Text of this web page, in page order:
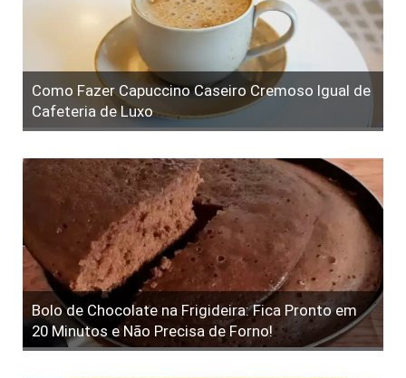
Como Fazer Capuccino Caseiro Cremoso Igual de
Cafeteria de Luxo
Bolo de Chocolate na Frigideira: Fica Pronto em
20 Minutos e Não Precisa de Forno!